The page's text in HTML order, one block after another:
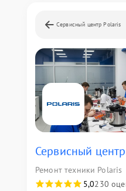
Сервисный центр Polaris
Сервисный
Ремонт техники Polaris
5,0230